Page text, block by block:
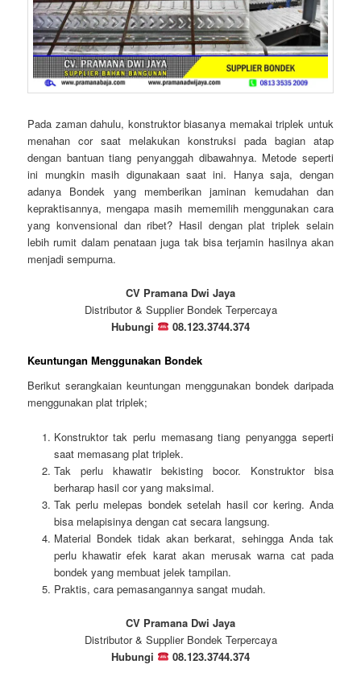
Pada zaman dahulu, konstruktor biasanya memakai triplek untuk
menahan cor saat melakukan konstruksi pada bagian atap
dengan bantuan tiang penyanggah dibawahnya. Metode seperti
ini mungkin masih digunakaan saat ini. Hanya saja, dengan
adanya Bondek yang memberikan jaminan kemudahan dan
kepraktisannya, mengapa masih mememilih menggunakan cara
yang konvensional dan ribet? Hasil dengan plat triplek selain
lebih rumit dalam penataan juga tak bisa terjamin hasilnya akan
menjadi sempurna.
CV Pramana Dwi Jaya
Distributor & Supplier Bondek Terpercaya
Hubungi
08.123.3744.374
Keuntungan Menggunakan Bondek
Berikut serangkaian keuntungan menggunakan bondek daripada
menggunakan plat triplek;
Konstruktor tak perlu memasang tiang penyangga seperti
saat memasang plat triplek.
Tak perlu khawatir bekisting bocor. Konstruktor bisa
berharap hasil cor yang maksimal.
Tak perlu melepas bondek setelah hasil cor kering. Anda
bisa melapisinya dengan cat secara langsung.
Material Bondek tidak akan berkarat, sehingga Anda tak
perlu khawatir efek karat akan merusak warna cat pada
bondek yang membuat jelek tampilan.
Praktis, cara pemasangannya sangat mudah.
CV Pramana Dwi Jaya
Distributor & Supplier Bondek Terpercaya
Hubungi
08.123.3744.374